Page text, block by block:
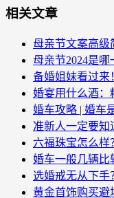
相关文章
母亲节文案高级
母亲节2024是哪
备婚姐妹看过来
婚宴用什么酒：
婚车攻略 | 婚车
准新人一定要知
六福珠宝怎么样
婚车一般几辆比
选婚戒无从下手
黄金首饰购买避